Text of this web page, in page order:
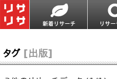
タグ [出版]